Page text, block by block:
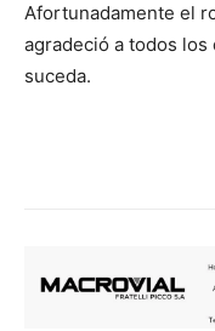
Afortunadamente el
agradeció a todos
suceda.